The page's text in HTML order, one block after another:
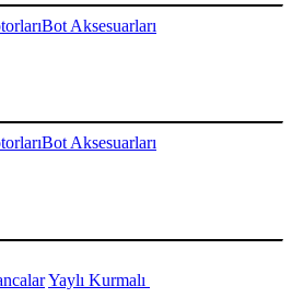
Bot Aksesuarları
Bot Aksesuarları
Yaylı Kurmalı